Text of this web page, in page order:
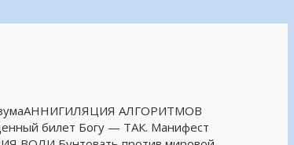
АЛГОРИТМОВ
билет Богу — ТАК. Манифест